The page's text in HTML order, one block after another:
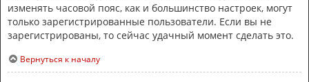
изменять часовой пояс, как и большинство настроек, могут
только зарегистрированные пользователи. Если вы не
зарегистрированы, то сейчас удачный момент сделать это.
Вернуться к началу